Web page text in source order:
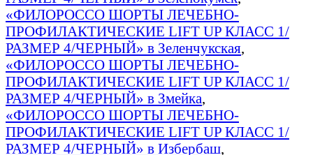
«ФИЛОРОССО ШОРТЫ ЛЕЧЕБНО-
ПРОФИЛАКТИЧЕСКИЕ LIFT UP КЛАСС 1/
РАЗМЕР 4/ЧЕРНЫЙ» в Зеленчукская,
«ФИЛОРОССО ШОРТЫ ЛЕЧЕБНО-
ПРОФИЛАКТИЧЕСКИЕ LIFT UP КЛАСС 1/
РАЗМЕР 4/ЧЕРНЫЙ» в Змейка,
«ФИЛОРОССО ШОРТЫ ЛЕЧЕБНО-
ПРОФИЛАКТИЧЕСКИЕ LIFT UP КЛАСС 1/
РАЗМЕР 4/ЧЕРНЫЙ» в Избербаш,